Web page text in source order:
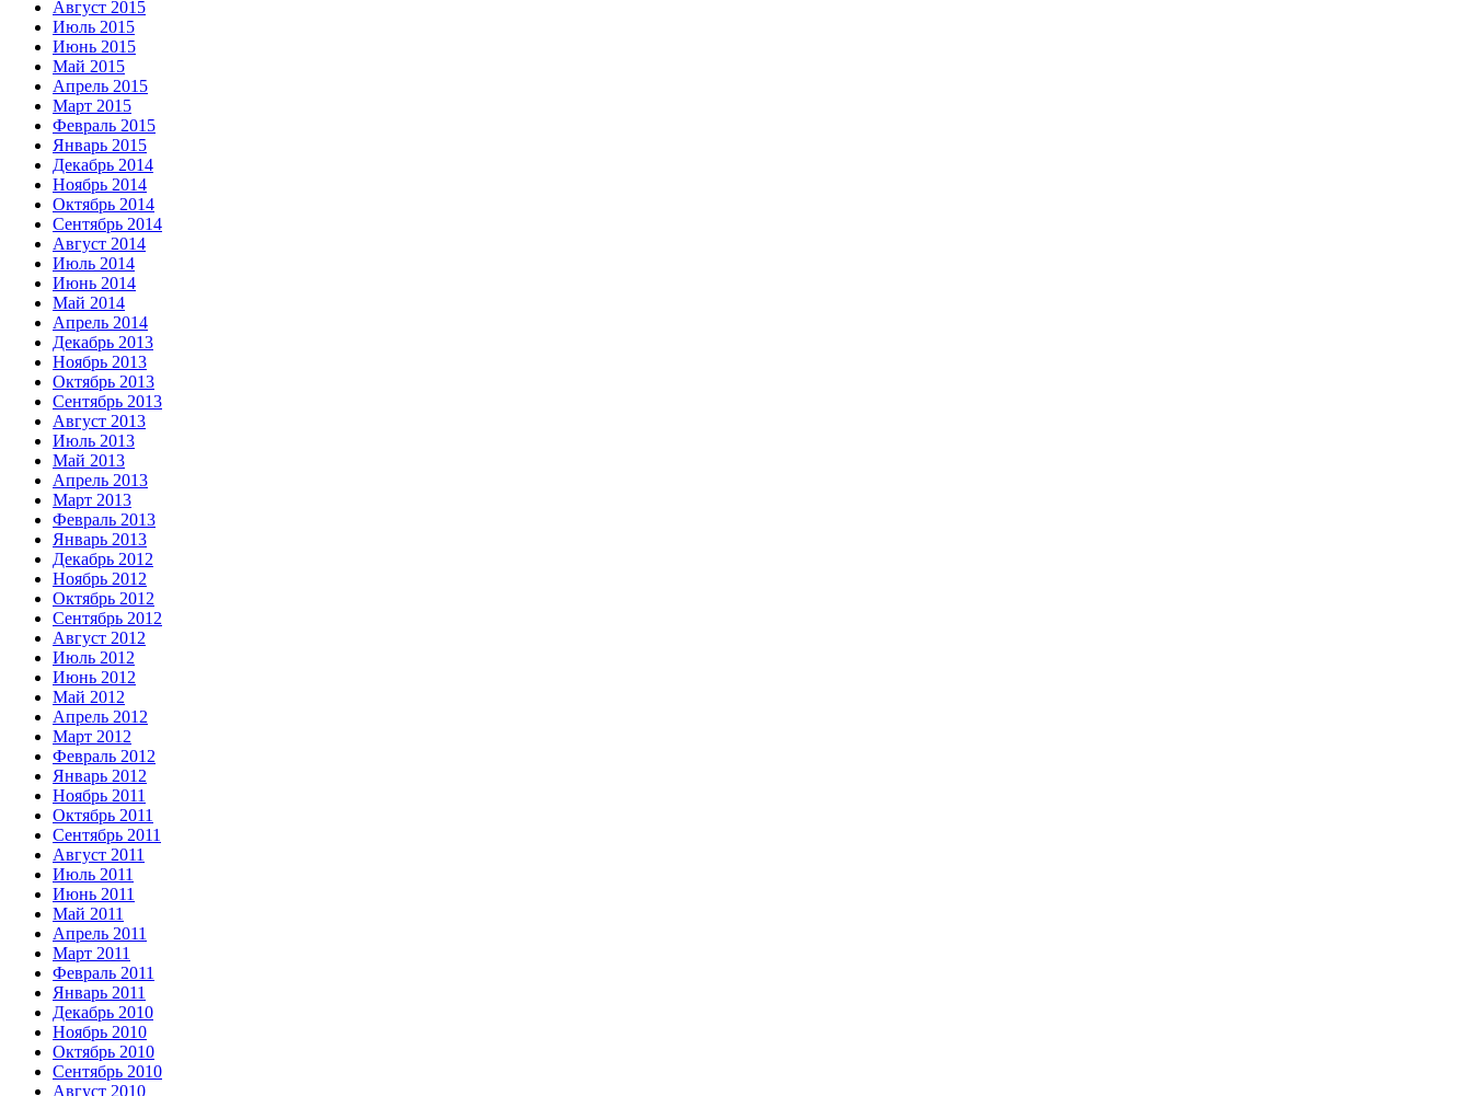
Август 2015
Июль 2015
Июнь 2015
Май 2015
Апрель 2015
Март 2015
Февраль 2015
Январь 2015
Декабрь 2014
Ноябрь 2014
Октябрь 2014
Сентябрь 2014
Август 2014
Июль 2014
Июнь 2014
Май 2014
Апрель 2014
Декабрь 2013
Ноябрь 2013
Октябрь 2013
Сентябрь 2013
Август 2013
Июль 2013
Май 2013
Апрель 2013
Март 2013
Февраль 2013
Январь 2013
Декабрь 2012
Ноябрь 2012
Октябрь 2012
Сентябрь 2012
Август 2012
Июль 2012
Июнь 2012
Май 2012
Апрель 2012
Март 2012
Февраль 2012
Январь 2012
Ноябрь 2011
Октябрь 2011
Сентябрь 2011
Август 2011
Июль 2011
Июнь 2011
Май 2011
Апрель 2011
Март 2011
Февраль 2011
Январь 2011
Декабрь 2010
Ноябрь 2010
Октябрь 2010
Сентябрь 2010
Август 2010